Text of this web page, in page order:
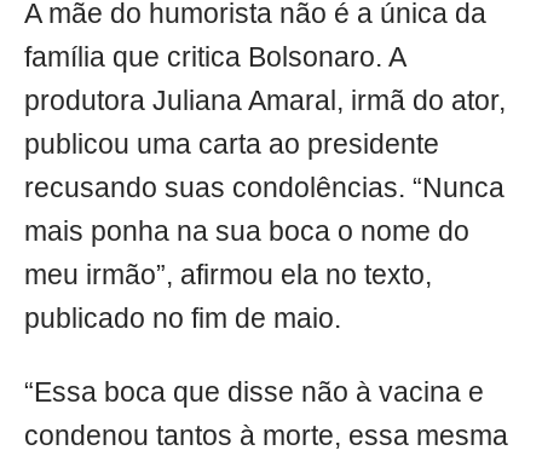
A mãe do humorista não é a única da
família que critica Bolsonaro. A
produtora Juliana Amaral, irmã do ator,
publicou uma carta ao presidente
recusando suas condolências. “Nunca
mais ponha na sua boca o nome do
meu irmão”, afirmou ela no texto,
publicado no fim de maio.
“Essa boca que disse não à vacina e
condenou tantos à morte, essa mesma